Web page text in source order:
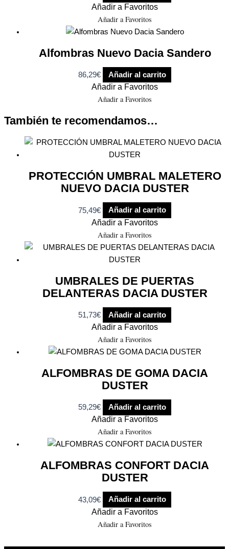
Añadir a Favoritos
Añadir a Favoritos
Alfombras Nuevo Dacia Sandero
86,29€ Añadir al carrito
Añadir a Favoritos
Añadir a Favoritos
También te recomendamos…
PROTECCIÓN UMBRAL MALETERO
NUEVO DACIA DUSTER
75,49€ Añadir al carrito
Añadir a Favoritos
Añadir a Favoritos
UMBRALES DE PUERTAS
DELANTERAS DACIA DUSTER
51,73€ Añadir al carrito
Añadir a Favoritos
Añadir a Favoritos
ALFOMBRAS DE GOMA DACIA
DUSTER
59,29€ Añadir al carrito
Añadir a Favoritos
Añadir a Favoritos
ALFOMBRAS CONFORT DACIA
DUSTER
43,09€ Añadir al carrito
Añadir a Favoritos
Añadir a Favoritos